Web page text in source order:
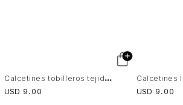
C
alcetines tobilleros tejidos para mujer Efos
USD 9 . 00 USD 9 . 00